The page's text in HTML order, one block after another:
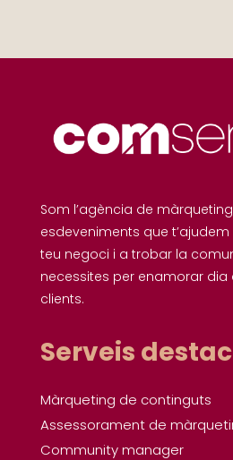
Som l’agència de
esdeveniments que
teu negoci i a trobar la
necessites per enamorar dia
clients.
Serveis
Màrqueting de continguts
Assessorament de
Community manager